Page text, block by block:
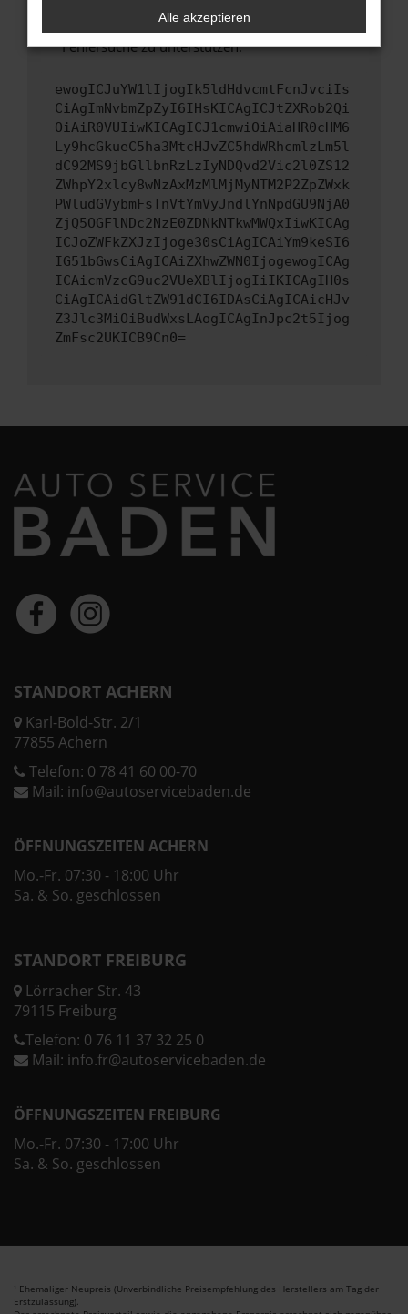
uns diesen Text schicken, um uns bei der
Fehlersuche zu unterstützen:
ewogICJuYW1lIjogIk5ldHdvcmtFcnJvciIs
CiAgImNvbmZpZyI6IHsKICAgICJtZXRob2Qi
OiAiR0VUIiwKICAgICJ1cmwiOiAiaHR0cHM6
Ly9hcGkueC5ha3MtcHJvZC5hdWRhcmlzLm5l
dC92MS9jbGllbnRzLzIyNDQvd2Vic2l0ZS12
ZWhpY2xlcy8wNzAxMzMlMjMyNTM2P2ZpZWxk
PWludGVybmFsTnVtYmVyJndlYnNpdGU9NjA0
ZjQ5OGFlNDc2NzE0ZDNkNTkwMWQxIiwKICAg
ICJoZWFkZXJzIjoge30sCiAgICAiYm9keSI6
IG51bGwsCiAgICAiZXhwZWN0IjogewogICAg
ICAicmVzcG9uc2VUeXBlIjogIiIKICAgIH0s
CiAgICAidGltZW91dCI6IDAsCiAgICAicHJv
Z3Jlc3MiOiBudWxsLAogICAgInJpc2t5Ijog
ZmFsc2UKICB9Cn0=
STANDORT ACHERN
Karl-Bold-Str. 2/1
77855 Achern
Telefon: 0 78 41 60 00-70
Mail: info@autoservicebaden.de
ÖFFNUNGSZEITEN ACHERN
Mo.-Fr. 07:30 - 18:00 Uhr
Sa. & So. geschlossen
STANDORT FREIBURG
Lörracher Str. 43
79115 Freiburg
Telefon: 0 76 11 37 32 25 0
Mail: info.fr@autoservicebaden.de
ÖFFNUNGSZEITEN FREIBURG
Mo.-Fr. 07:30 - 17:00 Uhr
Sa. & So. geschlossen
1 Ehemaliger Neupreis (Unverbindliche Preisempfehlung des Herstellers am Tag der
Erstzulassung).
Alle akzeptieren